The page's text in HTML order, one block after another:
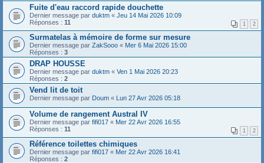
Fuite d'eau raccord rapide douchette
Dernier message par duktm « Jeu 14 Mai 2026 10:09
Réponses : 11 1 2
Surmatelas à mémoire de forme sur mesure
Dernier message par ZakSooo « Mer 6 Mai 2026 15:00
Réponses : 3
DRAP HOUSSE
Dernier message par duktm « Ven 1 Mai 2026 20:23
Réponses : 2
Vend lit de toit
Dernier message par Doum « Lun 27 Avr 2026 05:18
Volume de rangement Austral IV
Dernier message par fifi017 « Mer 22 Avr 2026 16:55
Réponses : 11 1 2
Référence toilettes chimiques
Dernier message par fifi017 « Mer 22 Avr 2026 16:41
Réponses : 2